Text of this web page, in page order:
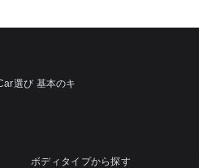
選び 基本のキ
ボディタイプから探す